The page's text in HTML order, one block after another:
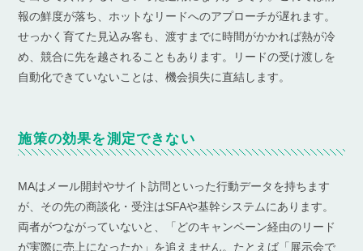
報の鮮度が落ち、ホットなリードへのアプローチが遅れます。
せっかく育てた見込み客も、渡すまでに時間がかかれば熱が冷
め、競合に先を越されることもあります。リードの受け渡しを
自動化できていないことは、機会損失に直結します。
施策の効果を測定できない
MAはメール開封やサイト訪問といった行動データを持ちます
が、その先の商談化・受注はSFAや基幹システムにあります。
両者がつながっていないと、「どのキャンペーン経由のリード
が実際に売上になったか」を追えません。たとえば「展示会で